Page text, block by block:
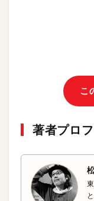
こ
著者プロ